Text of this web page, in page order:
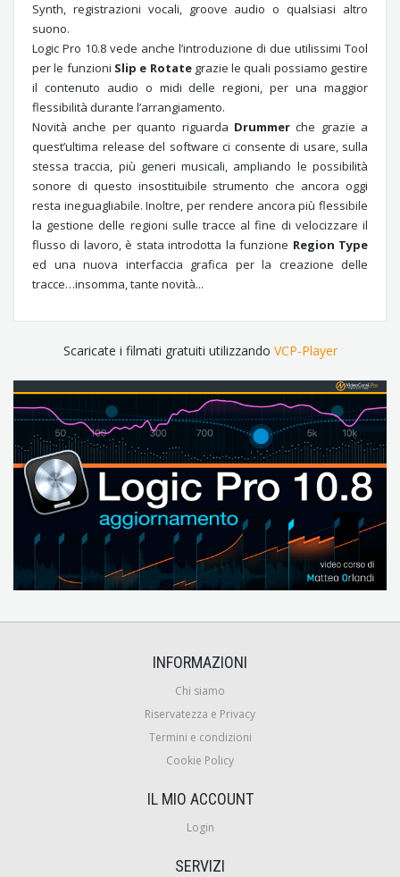
Synth, registrazioni vocali, groove audio o qualsiasi altro
suono.
Logic Pro 10.8 vede anche l’introduzione di due utilissimi Tool
per le funzioni Slip e Rotategrazie le quali possiamo gestire
il contenuto audio o midi delle regioni, per una maggior
flessibilità durante l’arrangiamento.
Novità anche per quanto riguarda Drummerche grazie a
quest’ultima release del software ci consente di usare, sulla
stessa traccia, più generi musicali, ampliando le possibilità
sonore di questo insostituibile strumento che ancora oggi
resta ineguagliabile. Inoltre, per rendere ancora più flessibile
la gestione delle regioni sulle tracce al fine di velocizzare il
flusso di lavoro, è stata introdotta la funzione Region Type
ed una nuova interfaccia grafica per la creazione delle
tracce…insomma, tante novità...
Scaricate i filmati gratuiti utilizzando VCP-Player
INFORMAZIONI
Chi siamo
Riservatezza e Privacy
Termini e condizioni
Cookie Policy
IL MIO ACCOUNT
Login
SERVIZI